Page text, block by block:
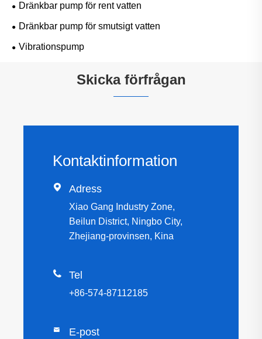
Dränkbar pump för rent vatten
Dränkbar pump för smutsigt vatten
Vibrationspump
Skicka förfrågan
Kontaktinformation
 Adress
Xiao Gang Industry Zone,
Beilun District, Ningbo City,
Zhejiang-provinsen, Kina
 Tel
+86-574-87112185
 E-post